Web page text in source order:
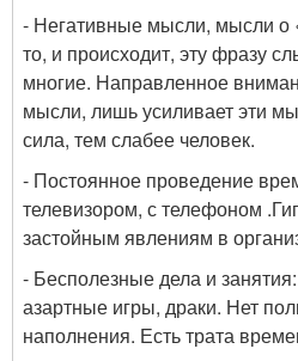
- Негативные мысли, мысли о
то, и происходит, эту фразу
многие. Направленное
мысли, лишь усиливает эти
сила, тем слабее человек.
- Постоянное проведение
телевизором, с телефоном .
застойным явлениям в
- Бесполезные дела и
азартные игры, драки. Нет
наполнения. Есть трата